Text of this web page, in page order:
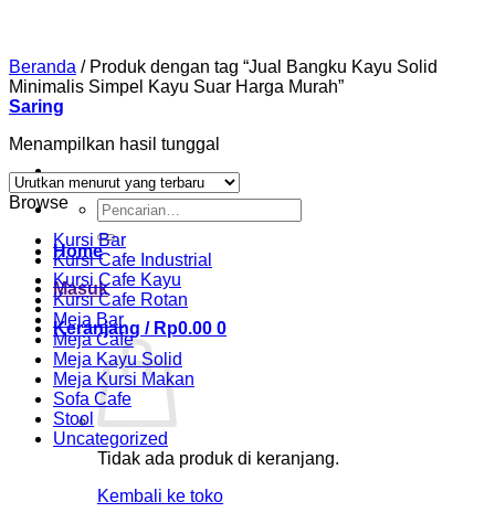
Pencarian
untuk:
Home
Masuk
Keranjang / Rp0.00 0
Tidak ada produk di keranjang.
Kembali ke toko
Beranda /Produk dengan tag “Jual Bangku Kayu Solid
Minimalis Simpel Kayu Suar Harga Murah”
Saring
Menampilkan hasil tunggal
Browse
Kursi Bar
Kursi Cafe Industrial
Kursi Cafe Kayu
Kursi Cafe Rotan
Meja Bar
Meja Cafe
Meja Kayu Solid
Meja Kursi Makan
Sofa Cafe
Stool
Uncategorized